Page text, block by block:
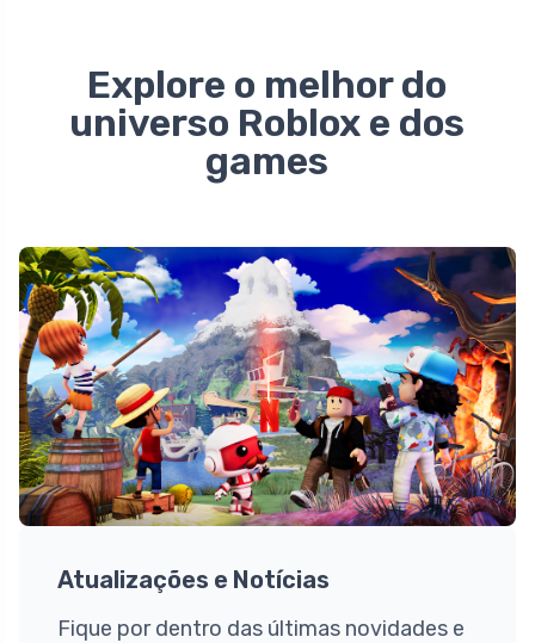
Explore o melhor do
universo Roblox e dos
games
Atualizações e Notícias
Fique por dentro das últimas novidades e